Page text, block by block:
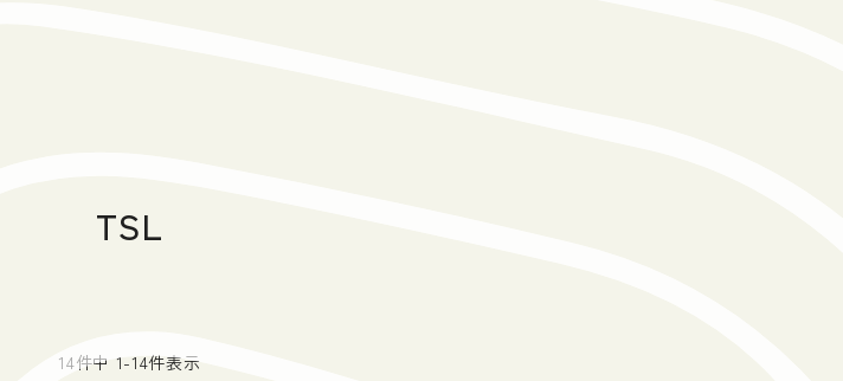
TSL
14件中 1-14件表示